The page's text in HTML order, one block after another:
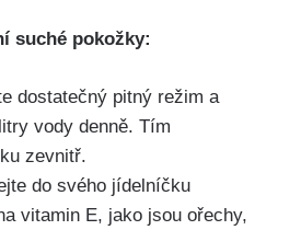
suché pokožky:
dostatečný pitný režim a
vody denně. ‌Tím
zevnitř.
do svého jídelníčku
vitamin⁢ E, jako jsou⁤ ořechy,